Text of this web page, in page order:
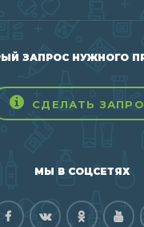
ЗАПРОС НУЖНОГО
СДЕЛАТЬ
МЫ В СОЦСЕТЯХ